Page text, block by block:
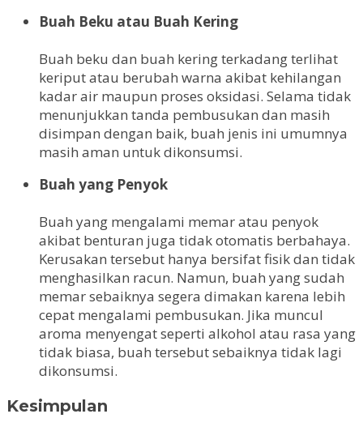
Buah Beku atau Buah Kering
Buah beku dan buah kering terkadang terlihat
keriput atau berubah warna akibat kehilangan
kadar air maupun proses oksidasi. Selama tidak
menunjukkan tanda pembusukan dan masih
disimpan dengan baik, buah jenis ini umumnya
masih aman untuk dikonsumsi.
Buah yang Penyok
Buah yang mengalami memar atau penyok
akibat benturan juga tidak otomatis berbahaya.
Kerusakan tersebut hanya bersifat fisik dan tidak
menghasilkan racun. Namun, buah yang sudah
memar sebaiknya segera dimakan karena lebih
cepat mengalami pembusukan. Jika muncul
aroma menyengat seperti alkohol atau rasa yang
tidak biasa, buah tersebut sebaiknya tidak lagi
dikonsumsi.
Kesimpulan